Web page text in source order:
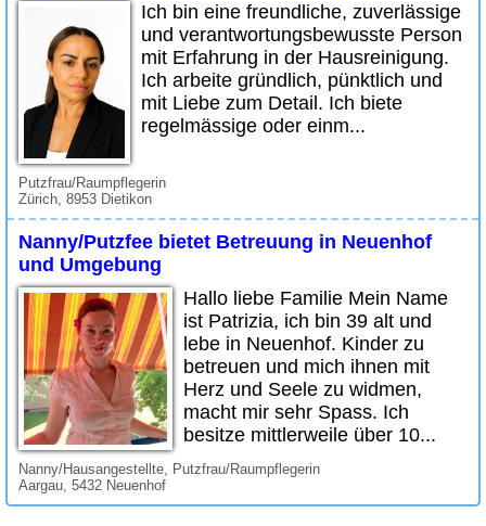
Ich bin eine freundliche, zuverlässige
und verantwortungsbewusste Person
mit Erfahrung in der Hausreinigung.
Ich arbeite gründlich, pünktlich und
mit Liebe zum Detail. Ich biete
regelmässige oder einm...
Putzfrau/Raumpflegerin
Zürich, 8953 Dietikon
Nanny/Putzfee bietet Betreuung in Neuenhof
und Umgebung
Hallo liebe Familie Mein Name
ist Patrizia, ich bin 39 alt und
lebe in Neuenhof. Kinder zu
betreuen und mich ihnen mit
Herz und Seele zu widmen,
macht mir sehr Spass. Ich
besitze mittlerweile über 10...
Nanny/Hausangestellte, Putzfrau/Raumpflegerin
Aargau, 5432 Neuenhof